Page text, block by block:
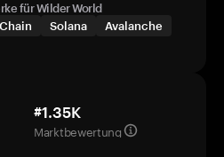
für Wilder World
Solana
Avalanche
#1.35K
Marktbewertung